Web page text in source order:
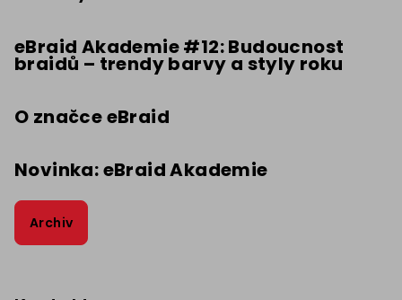
eBraid Akademie #12: Budoucnost
braidů – trendy barvy a styly roku
O značce eBraid
Novinka: eBraid Akademie
Archiv